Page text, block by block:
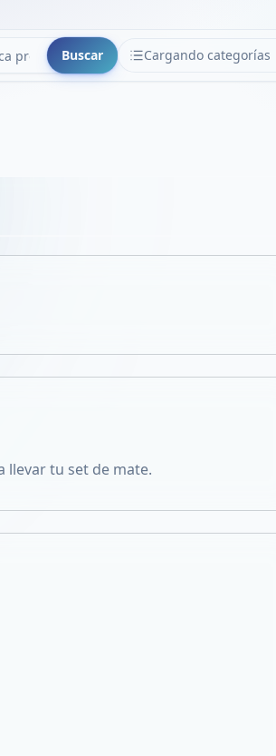
Buscar Cargando categorías
CATEGORÍAS
llevar tu set de mate.